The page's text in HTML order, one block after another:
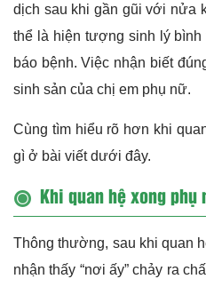
dịch sau khi gần gũi với nửa
thể là hiện tượng sinh lý
báo bệnh. Việc nhận biết
sinh sản của chị em phụ nữ.
Cùng tìm hiểu rõ hơn khi
gì ở bài viết dưới đây.
Khi quan hệ xong
Thông thường, sau khi quan
nhận thấy “nơi ấy” chảy ra